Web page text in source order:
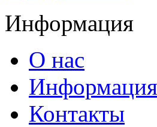
Информация
О нас
Информация
Контакты